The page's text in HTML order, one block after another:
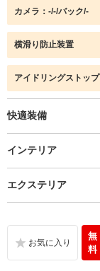
カメラ：-/-/バック/-
横滑り防止装置
アイドリングストップ
快適装備
インテリア
エクステリア
無
料